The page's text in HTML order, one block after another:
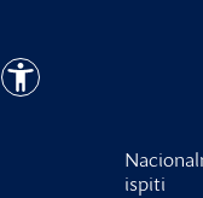
Pristupačnost
ispiti